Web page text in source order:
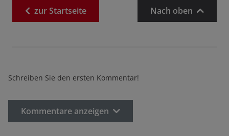
zurStartseite Nach oben
Schreiben Sie den ersten Kommentar!
Kommentare anzeigen